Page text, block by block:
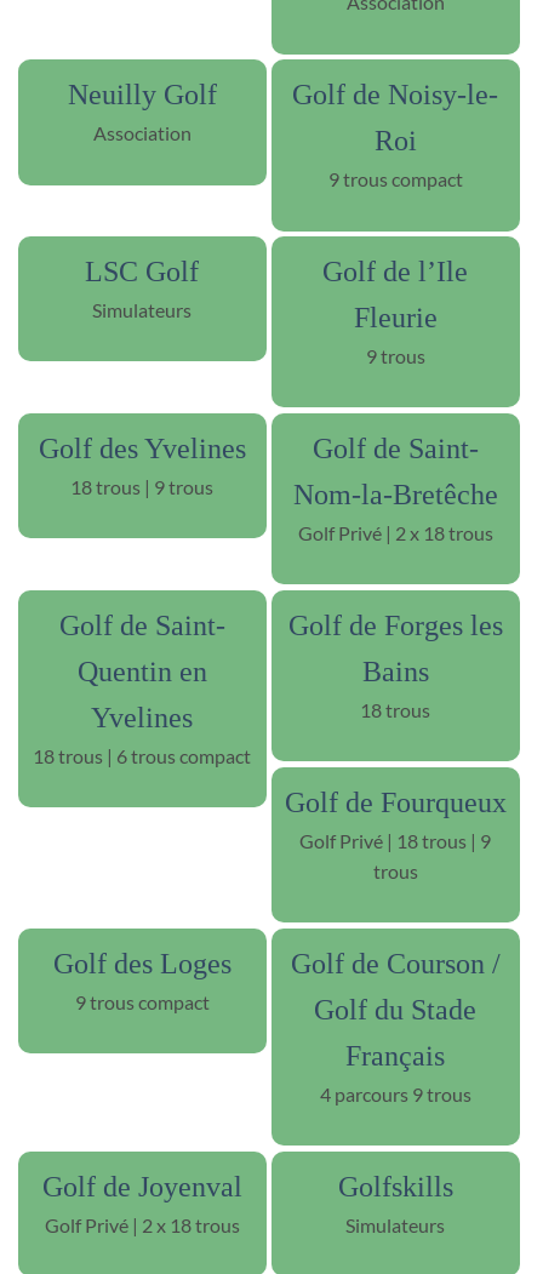
Neuilly Golf
Association
Golf de Noisy-le-
Roi
9 trous compact
LSC Golf
Simulateurs
Golf de l’Ile
Fleurie
9 trous
Golf des Yvelines
18 trous | 9 trous
Golf de Saint-
Nom-la-Bretêche
Golf Privé | 2 x 18 trous
Golf de Saint-
Quentin en
Yvelines
18 trous | 6 trous compact
Golf de Forges les
Bains
18 trous
Golf de Fourqueux
Golf Privé | 18 trous | 9
trous
Golf des Loges
9 trous compact
Golf de Courson /
Golf du Stade
Français
4 parcours 9 trous
Golf de Joyenval
Golf Privé | 2 x 18 trous
Golfskills
Simulateurs